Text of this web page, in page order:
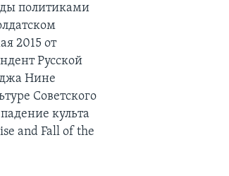
политиками
2015 от
Русской
Нине
Советского
культа
and Fall of the